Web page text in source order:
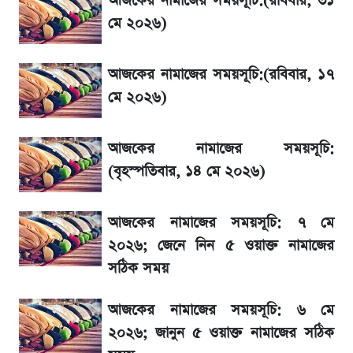
ডিএসই ও সিএসইতে ইতিবাচক প্রবণতা, বাড়ছে
শেয়ারের দাম
শহীদুল্লাহ হলের ভিডিও বিতর্কে সামনে এলো
অভিযুক্তদের পরিচয়
'এমবাপ্পে বাংলাদেশে'—বড় ঘোষণার পর যা জানাল
সরকার
BCB compliance report উঠে এলো
গুরুত্বপূর্ণ সুপারিশ
দিল বিদ্যুৎ বিভাগ
মে ২০২৬)
আজকের নামাজের সময়সূচি:(রবিবার, ১৭
মে ২০২৬)
আজকের নামাজের সময়সূচি:
(বৃহস্পতিবার, ১৪ মে ২০২৬)
আজকের নামাজের সময়সূচি: ৭ মে
২০২৬; জেনে নিন ৫ ওয়াক্ত নামাজের
সঠিক সময়
আজকের নামাজের সময়সূচি: ৬ মে
২০২৬; জানুন ৫ ওয়াক্ত নামাজের সঠিক